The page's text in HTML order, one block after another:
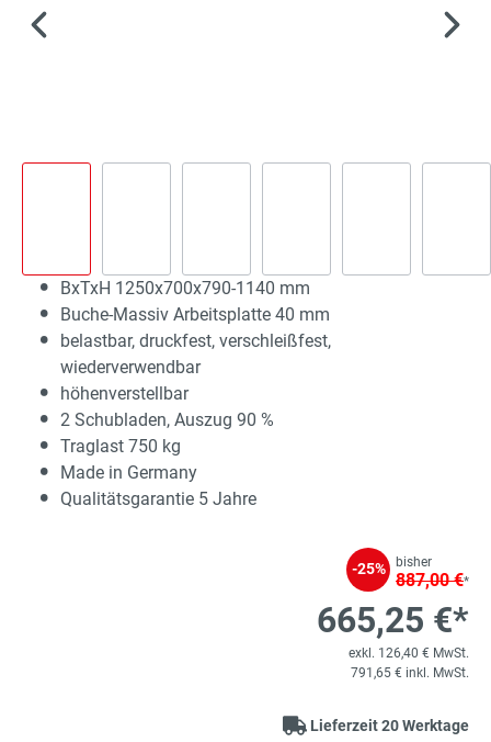
BxTxH 1250x700x790-1140 mm
Buche-Massiv Arbeitsplatte 40 mm
belastbar, druckfest, verschleißfest,
wiederverwendbar
höhenverstellbar
2 Schubladen, Auszug 90 %
Traglast 750 kg
Made in Germany
Qualitätsgarantie 5 Jahre
-25% bisher
887,00 €*
665,25 €*
exkl. 126,40 € MwSt.
791,65 € inkl. MwSt.
Lieferzeit 20 Werktage